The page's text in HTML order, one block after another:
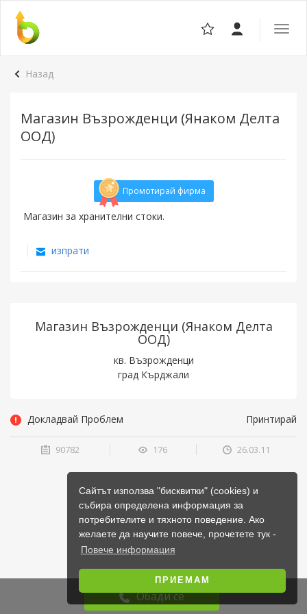
Сайтът използва "бисквитки" (cookies) и
събира определена информация за
потребителите и тяхното поведение. Ако
желаете да научите повече, прочетете тук -
Повече информация
ПРИЕМАМ
Назад
Магазин Възрожденци (Янаком Делта
ООД)
Промотирай фирма
Магазин за хранителни стоки.
изпрати
Магазин Възрожденци (Янаком Делта
ООД)
кв. Възрожденци
град Кърджали
Обади се
Докладвай Проблем Принтирай
90782 176 26.03.11